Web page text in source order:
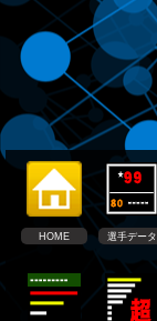
HOME 選手データ